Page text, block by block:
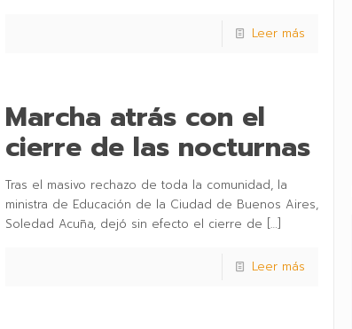
Leer más
Marcha atrás con el
cierre de las nocturnas
Tras el masivo rechazo de toda la comunidad, la
ministra de Educación de la Ciudad de Buenos Aires,
Soledad Acuña, dejó sin efecto el cierre de […]
Leer más